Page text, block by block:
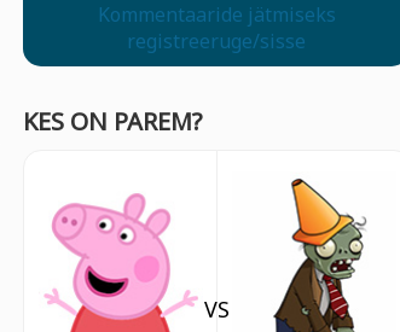
Kommentaaride jätmiseks
registreeruge/sisse
KES ON PAREM?
VS